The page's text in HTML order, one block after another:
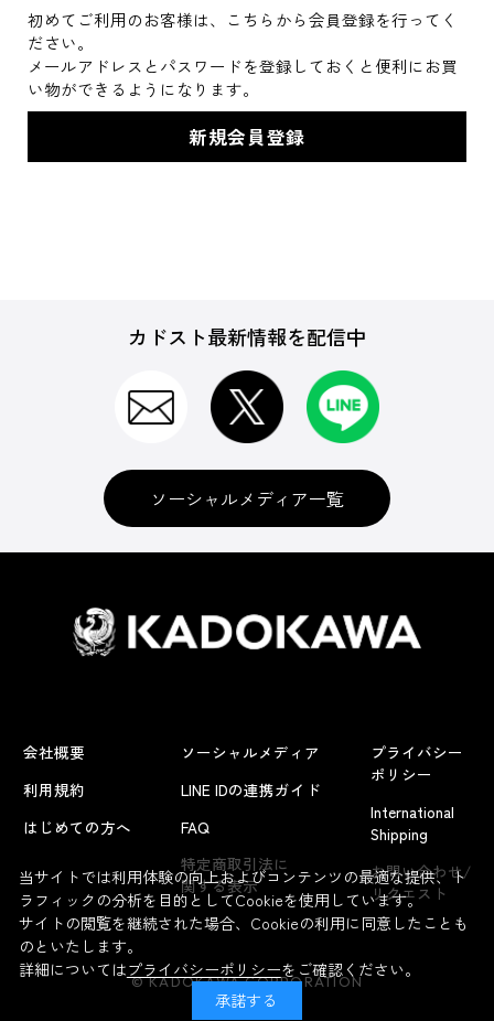
初めてご利用のお客様は、こちらから会員登録を行ってく
ださい。
メールアドレスとパスワードを登録しておくと便利にお買
い物ができるようになります。
カドスト最新情報を配信中
ソーシャルメディア一覧
会社概要
利用規約
はじめての方へ
ソーシャルメディア
LINE IDの連携ガイド
FAQ
特定商取引法に
関する表示
プライバシー
ポリシー
International
Shipping
お問い合わせ/
リクエスト
© KADOKAWA CORPORATION
当サイトでは利用体験の向上およびコンテンツの最適な提供、ト
ラフィックの分析を目的としてCookieを使用しています。
サイトの閲覧を継続された場合、Cookieの利用に同意したことも
のといたします。
詳細についてはプライバシーポリシーをご確認ください。
承諾する